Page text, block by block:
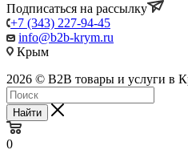
Подписаться на рассылку
+7 (343) 227-94-45
info@b2b-krym.ru
Крым
2026 © B2B товары и услуги в
Найти
0